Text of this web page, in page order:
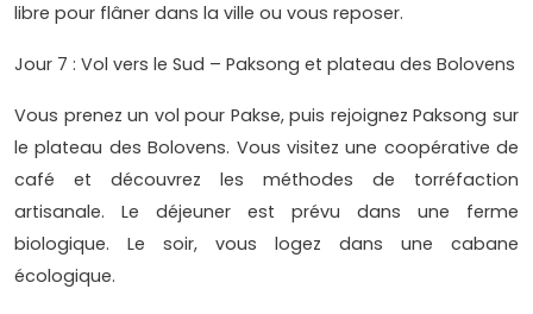
libre pour flâner dans la ville ou vous reposer.
Jour 7 : Vol vers le Sud – Paksong et plateau des Bolovens
Vous prenez un vol pour Pakse, puis rejoignez Paksong sur
le plateau des Bolovens. Vous visitez une coopérative de
café et découvrez les méthodes de torréfaction
artisanale. Le déjeuner est prévu dans une ferme
biologique. Le soir, vous logez dans une cabane
écologique.